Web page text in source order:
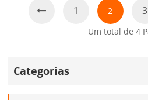
1 2 3
Um total de 4
Categorias